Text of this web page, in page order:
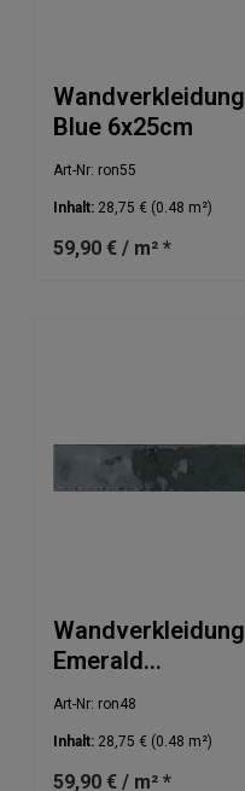
Wandverkleidung
Blue 6x25cm
Art-Nr: ron55
Inhalt: 28,75 € (0.48 m²)
59,90 € / m² *
Wandverkleidung
Emerald
glänzend 6x25cm
Art-Nr: ron48
Inhalt: 28,75 € (0.48 m²)
59,90 € / m² *